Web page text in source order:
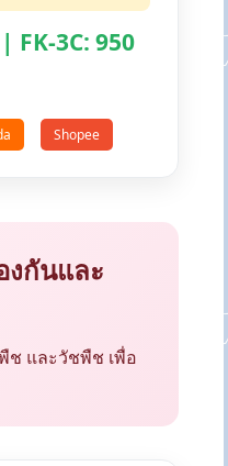
FK-3C: 950
Shopee
กันและ
ช และวัชพืช เพื่อ